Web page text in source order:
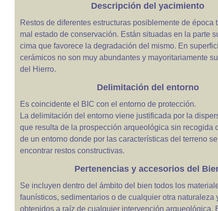
Descripción del yacimiento
Restos de diferentes estructuras posiblemente de época
mal estado de conservación. Están situadas en la parte
cima que favorece la degradación del mismo. En
cerámicos no son muy abundantes y mayoritariamente
del Hierro.
Delimitación del entorno
Es coincidente el BIC con el entorno de protección.
La delimitación del entorno viene justificada por la
que resulta de la prospección arqueológica sin recogida
de un entorno donde por las características del terreno
encontrar restos constructivas.
Pertenencias y accesorios del
Se incluyen dentro del ámbito del bien todos los
faunísticos, sedimentarios o de cualquier otra naturaleza
obtenidos a raíz de cualquier intervención arqueológica.